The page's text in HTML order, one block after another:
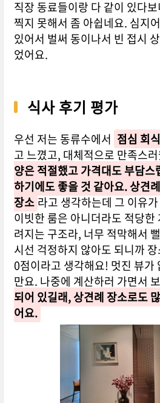
직장 동료들이랑 다 같이 있다
찍지 못해서 좀 아쉽네요. 심지
있어서 벌써 동이나서 빈 접시
었어요.
식사 후기 평가
우선 저는 동류수에서 점심 회
고 느꼈고, 대체적으로 만족스
양은 적절했고 가격대도 부담스
하기에도 좋을 것 같아요. 상견
장소 라고 생각하는데 그 이유
이빗한 룸은 아니더라도 적당한
려지는 구조라, 너무 적막해서
시선 걱정하지 않아도 되니까
0점이라고 생각해요! 멋진 뷰가
만요. 나중에 계산하러 가면서
되어 있길래, 상견례 장소로도
어요.